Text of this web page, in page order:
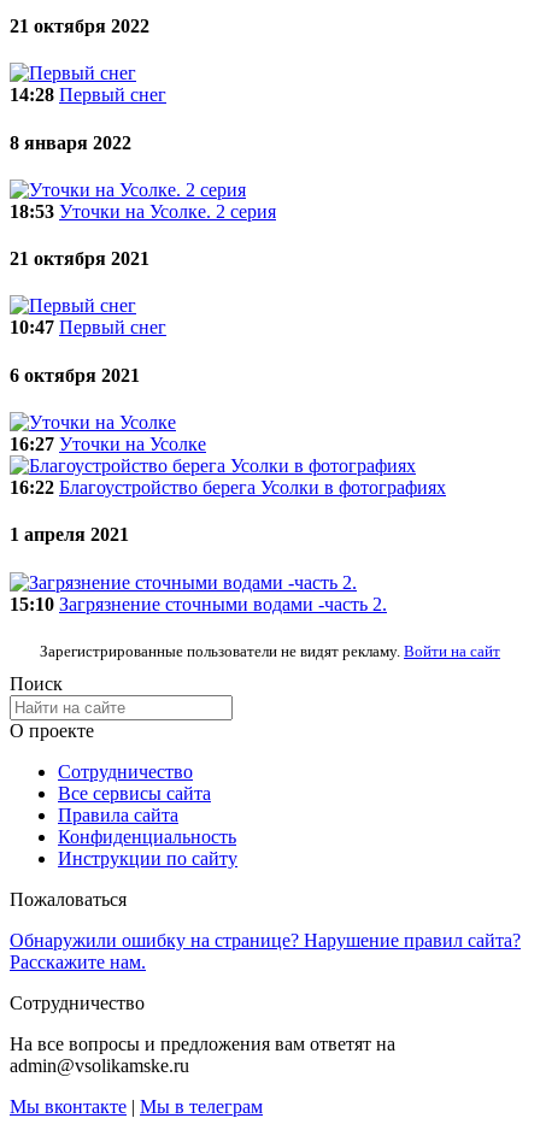
21 октября 2022
14:28 Первый снег
8 января 2022
18:53 Уточки на Усолке. 2 серия
21 октября 2021
10:47 Первый снег
6 октября 2021
16:27 Уточки на Усолке
16:22 Благоустройство берега Усолки в фотографиях
1 апреля 2021
15:10 Загрязнение сточными водами -часть 2.
Зарегистрированные пользователи не видят рекламу. Войти на сайт
Поиск
О проекте
Сотрудничество
Все сервисы сайта
Правила сайта
Конфиденциальность
Инструкции по сайту
Пожаловаться
Обнаружили ошибку на странице? Нарушение правил сайта?
Расскажите нам.
Сотрудничество
На все вопросы и предложения вам ответят на
admin@vsolikamske.ru
Мы вконтакте | Мы в телеграм